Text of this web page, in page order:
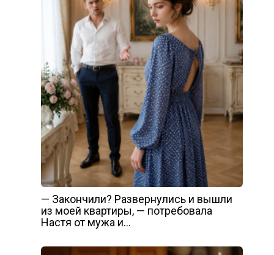
— Закончили? Развернулись и вышли
из моей квартиры, — потребовала
Настя от мужа и…